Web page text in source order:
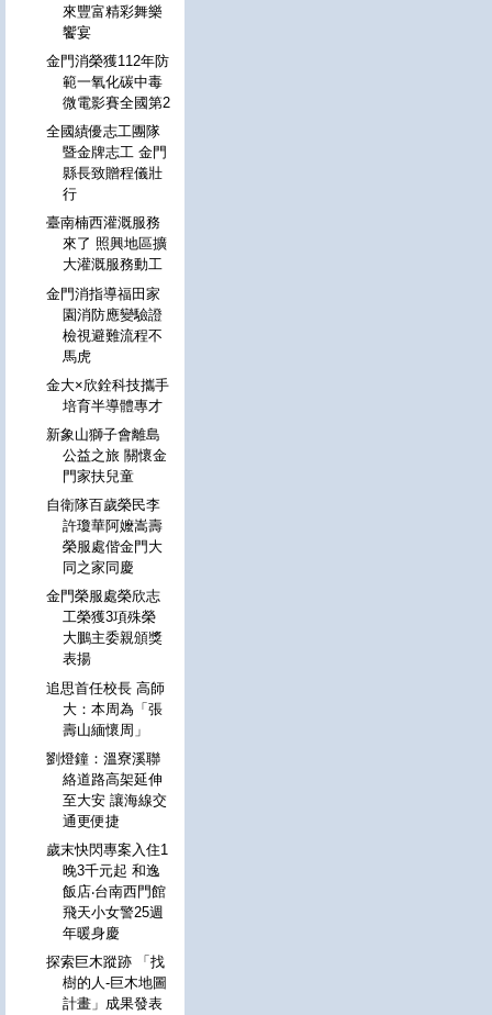
來豐富精彩舞樂
饗宴
金門消榮獲112年防
範一氧化碳中毒
微電影賽全國第2
全國績優志工團隊
暨金牌志工 金門
縣長致贈程儀壯
行
臺南楠西灌溉服務
來了 照興地區擴
大灌溉服務動工
金門消指導福田家
園消防應變驗證
檢視避難流程不
馬虎
金大×欣銓科技攜手
培育半導體專才
新象山獅子會離島
公益之旅 關懷金
門家扶兒童
自衛隊百歲榮民李
許瓊華阿嬤嵩壽
榮服處偕金門大
同之家同慶
金門榮服處榮欣志
工榮獲3項殊榮
大鵬主委親頒獎
表揚
追思首任校長 高師
大：本周為「張
壽山緬懷周」
劉燈鐘：溫寮溪聯
絡道路高架延伸
至大安 讓海線交
通更便捷
歲末快閃專案入住1
晚3千元起 和逸
飯店‧台南西門館
飛天小女警25週
年暖身慶
探索巨木蹤跡 「找
樹的人-巨木地圖
計畫」成果發表